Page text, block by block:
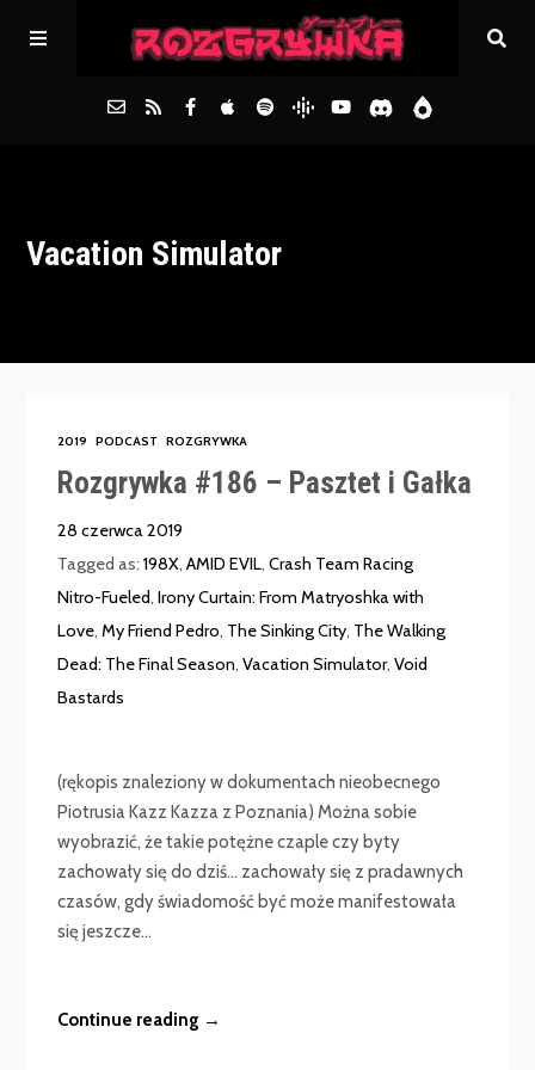
Archiwum
Vacation Simulator
2019 PODCAST ROZGRYWKA
Rozgrywka #186 – Pasztet i Gałka
28 czerwca 2019
Tagged as:198X,AMID EVIL,Crash Team Racing
Nitro-Fueled,Irony Curtain: From Matryoshka with
Love,My Friend Pedro, The Sinking City, The Walking
Dead: The Final Season,Vacation Simulator,Void
Bastards
(rękopis znaleziony w dokumentach nieobecnego
Piotrusia Kazz Kazza z Poznania) Można sobie
wyobrazić, że takie potężne czaple czy byty
zachowały się do dziś… zachowały się z pradawnych
czasów, gdy świadomość być może manifestowała
się jeszcze...
Continue reading →